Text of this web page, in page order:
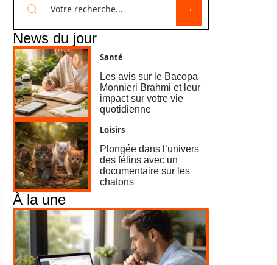
News du jour
Santé
Les avis sur le Bacopa
Monnieri Brahmi et leur
impact sur votre vie
quotidienne
Loisirs
Plongée dans l’univers
des félins avec un
documentaire sur les
chatons
À la une